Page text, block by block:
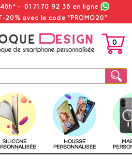
- 01 71 70 92 38 en ligne
20% avec le code "PROMO20"
PANIER
0
SILICONE
HOUSSE
PERSONNALISÉE